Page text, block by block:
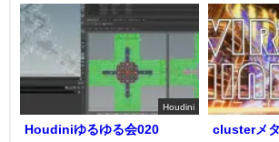
Houdini
Houdiniゆるゆる会020
clusterメ